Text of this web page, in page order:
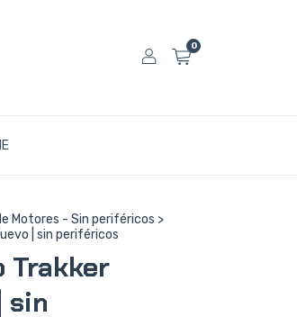
0
Motores - Sin periféricos >
| sin periféricos
Trakker
sin